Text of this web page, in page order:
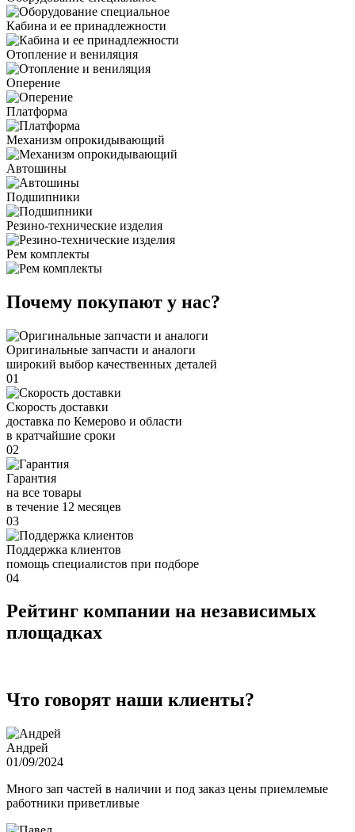
Кабина и ее принадлежности
Отопление и вениляция
Оперение
Платформа
Механизм опрокидывающий
Автошины
Подшипники
Резино-технические изделия
Рем комплекты
Почему покупают у нас?
Оригинальные запчасти и аналоги
широкий выбор качественных деталей
01
Скорость доставки
доставка по Кемерово и области
в кратчайшие сроки
02
Гарантия
на все товары
в течение 12 месяцев
03
Поддержка клиентов
помощь специалистов при подборе
04
Рейтинг компании на независимых
площадках
Что говорят наши клиенты?
Андрей
01/09/2024
Много зап частей в наличии и под заказ цены приемлемые
работники приветливые